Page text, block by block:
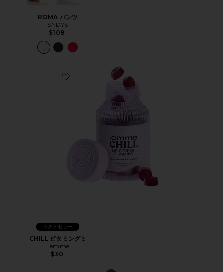
ROMA パンツ
SNDYS
$108
Favorite CHILL ビタミングミ
ベストセラー
CHILL ビタミングミ
Lemme
$30